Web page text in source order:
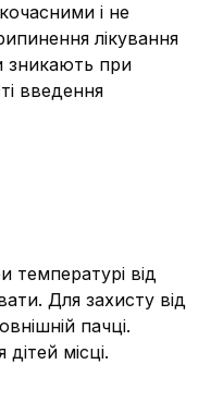
і не
лікування
зникають при
введення
температурі від
Для захисту від
пачці.
місці.